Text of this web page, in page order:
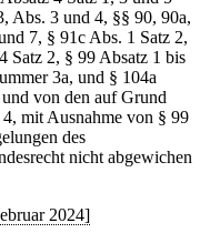
Abs. 3 und 4, §§ 90, 90a,
7, § 91c Abs. 1 Satz 2,
Satz 2, § 99 Absatz 1 bis
3a, und § 104a
von den auf Grund
mit Ausnahme von § 99
des
nicht abgewichen
2024]